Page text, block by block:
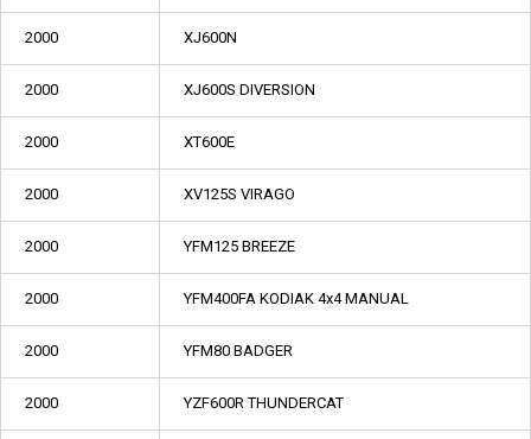
2000 XJ600N
2000 XJ600S DIVERSION
2000 XT600E
2000 XV125S VIRAGO
2000 YFM125 BREEZE
2000 YFM400FA KODIAK 4x4 MANUAL
2000 YFM80 BADGER
2000 YZF600R THUNDERCAT